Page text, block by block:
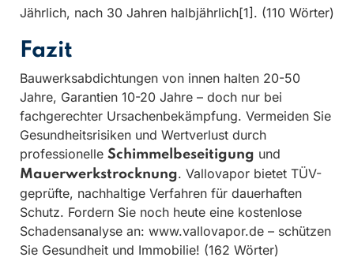
Jährlich, nach 30 Jahren halbjährlich[1]. (110 Wörter)
Fazit
Bauwerksabdichtungen von innen halten 20-50
Jahre, Garantien 10-20 Jahre – doch nur bei
fachgerechter Ursachenbekämpfung. Vermeiden Sie
Gesundheitsrisiken und Wertverlust durch
professionelle Schimmelbeseitigung und
Mauerwerkstrocknung. Vallovapor bietet TÜV-
geprüfte, nachhaltige Verfahren für dauerhaften
Schutz. Fordern Sie noch heute eine kostenlose
Schadensanalyse an: www.vallovapor.de – schützen
Sie Gesundheit und Immobilie! (162 Wörter)